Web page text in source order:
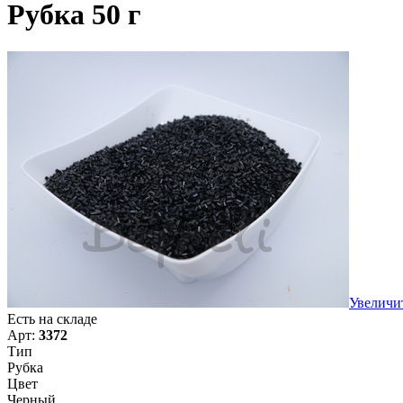
Рубка 50 г
Есть на складе
Арт: 3372
Тип
Рубка
Цвет
Черный